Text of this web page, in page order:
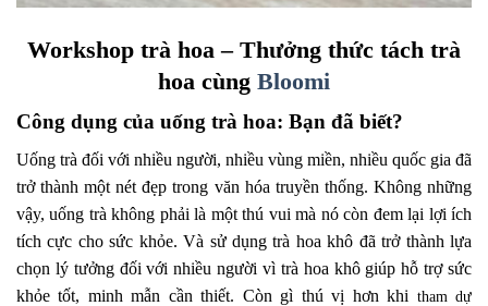
Workshop trà hoa – Thưởng thức tách trà
hoa cùng Bloomi
Công dụng của uống trà hoa: Bạn đã biết?
Uống trà đối với nhiều người, nhiều vùng miền, nhiều quốc gia đã
trở thành một nét đẹp trong văn hóa truyền thống. Không những
vậy, uống trà không phải là một thú vui mà nó còn đem lại lợi ích
tích cực cho sức khỏe. Và sử dụng trà hoa khô đã trở thành lựa
chọn lý tưởng đối với nhiều người vì trà hoa khô giúp hỗ trợ sức
khỏe tốt, minh mẫn cần thiết. Còn gì thú vị hơn khi tham dự